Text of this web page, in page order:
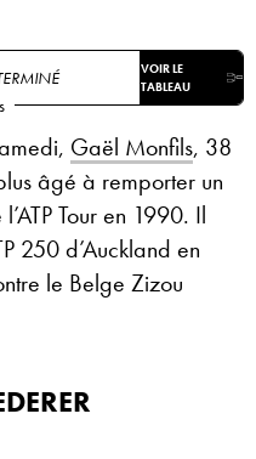
VOIR LE
TABLEAU
Gaël Monfils, 38
âgé à remporter un
Tour en 1990. Il
250 d’Auckland en
le Belge Zizou